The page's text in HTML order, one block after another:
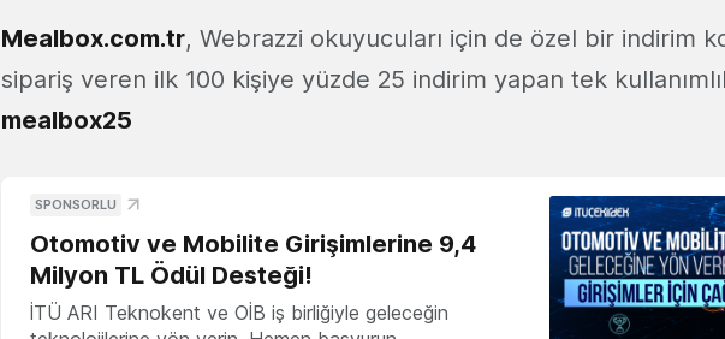
Mealbox.com.tr, Webrazzi okuyucuları için de özel bir indirim
sipariş veren ilk 100 kişiye yüzde 25 indirim yapan tek
mealbox25
SPONSORLU
Otomotiv ve Mobilite Girişimlerine 9,4
Milyon TL Ödül Desteği!
İTÜ ARI Teknokent ve OİB iş birliğiyle geleceğin